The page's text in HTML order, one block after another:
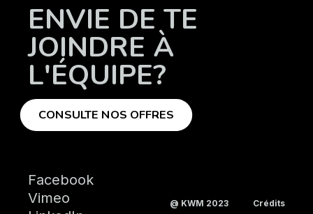
ENVIE DE TE
JOINDRE À
L'ÉQUIPE?
CONSULTE NOS OFFRES
Facebook
Vimeo
@ KWM 2023 Crédits